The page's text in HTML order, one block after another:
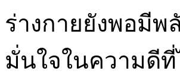
ร่างกายยังพอมีพ
มั่นใจในความดีที่